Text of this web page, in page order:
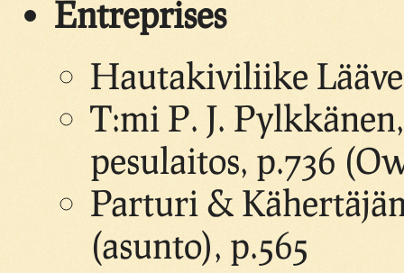
Entreprises
Hautakiviliike
T:mi P. J.
pesulaitos, p.736
Parturi &
(asunto), p.565